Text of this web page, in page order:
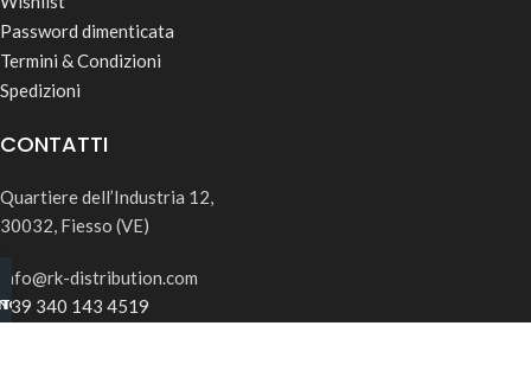
Password dimenticata
Termini & Condizioni
Spedizioni
CONTATTI
Quartiere dell’Industria 12,
30032, Fiesso (VE)
info@rk-distribution.com
+39 340 143 4519
B2B